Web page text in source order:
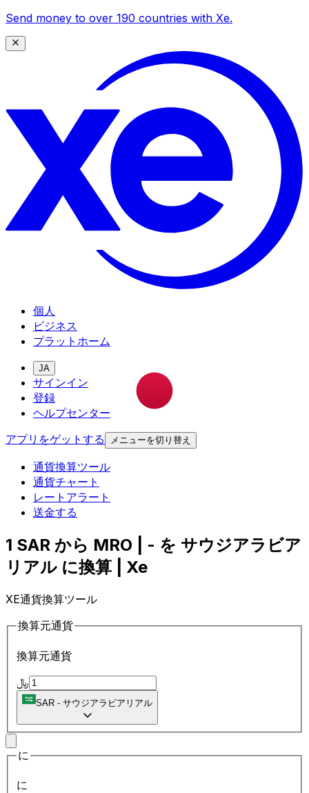
Send money to over 190 countries with Xe.
個人
ビジネス
プラットホーム
JA
サインイン
登録
ヘルプセンター
アプリをゲットする
メニューを切り替え
通貨換算ツール
通貨チャート
レートアラート
送金する
1 SAR から MRO | - を サウジアラビア
リアル に換算 | Xe
XE通貨換算ツール
換算元通貨
換算元通貨
﷼
SAR - サウジアラビアリアル
に
に